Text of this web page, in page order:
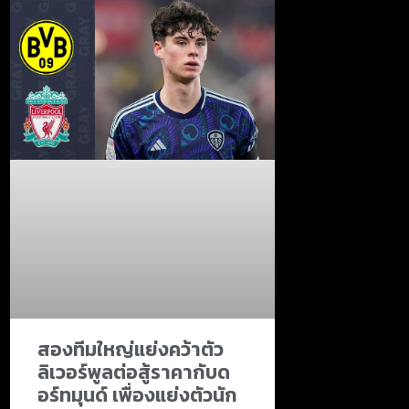
สองทีมใหญ่แย่งคว้าตัว
ลิเวอร์พูลต่อสู้ราคากับด
อร์ทมุนด์ เพื่องแย่งตัวนัก